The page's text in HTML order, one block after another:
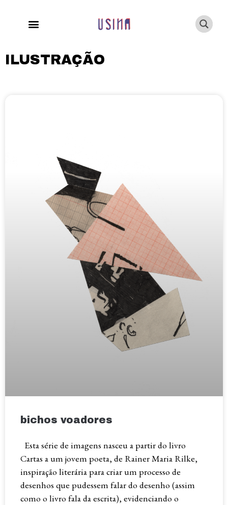
ILUSTRAÇÃO
bichos voadores
Esta série de imagens nasceu a partir do livro
Cartas a um jovem poeta, de Rainer Maria Rilke,
inspiração literária para criar um processo de
desenhos que pudessem falar do desenho (assim
como o livro fala da escrita), evidenciando o